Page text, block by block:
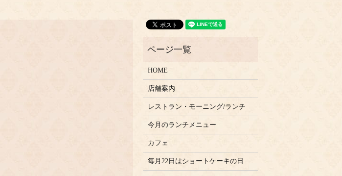
HOME
店舗案内
レストラン・モーニング/ランチ
今月のランチメニュー
カフェ
毎月22日はショートケーキの日